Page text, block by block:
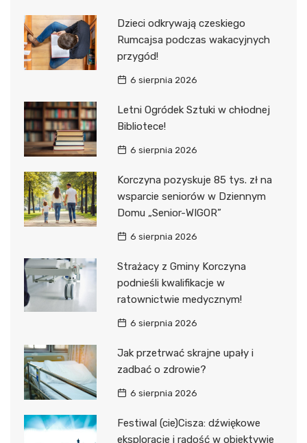
Dzieci odkrywają czeskiego
Rumcajsa podczas wakacyjnych
przygód!
6 sierpnia 2026
Letni Ogródek Sztuki w chłodnej
Bibliotece!
6 sierpnia 2026
Korczyna pozyskuje 85 tys. zł na
wsparcie seniorów w Dziennym
Domu „Senior-WIGOR”
6 sierpnia 2026
Strażacy z Gminy Korczyna
podnieśli kwalifikacje w
ratownictwie medycznym!
6 sierpnia 2026
Jak przetrwać skrajne upały i
zadbać o zdrowie?
6 sierpnia 2026
Festiwal (cie)Cisza: dźwiękowe
eksploracje i radość w obiektywie